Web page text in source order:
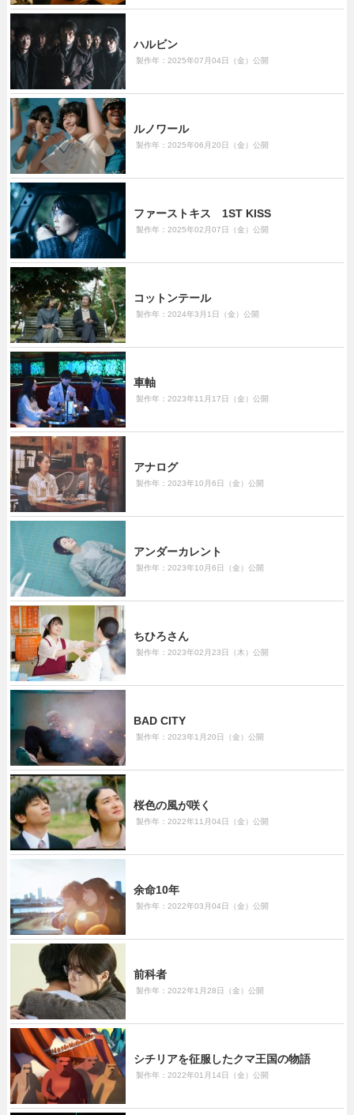
ハルビン
製作年：2025年07月04日（金）公開
ルノワール
製作年：2025年06月20日（金）公開
ファーストキス 1ST KISS
製作年：2025年02月07日（金）公開
コットンテール
製作年：2024年3月1日（金）公開
車軸
製作年：2023年11月17日（金）公開
アナログ
製作年：2023年10月6日（金）公開
アンダーカレント
製作年：2023年10月6日（金）公開
ちひろさん
製作年：2023年02月23日（木）公開
BAD CITY
製作年：2023年1月20日（金）公開
桜色の風が咲く
製作年：2022年11月04日（金）公開
余命10年
製作年：2022年03月04日（金）公開
前科者
製作年：2022年1月28日（金）公開
シチリアを征服したクマ王国の物語
製作年：2022年01月14日（金）公開